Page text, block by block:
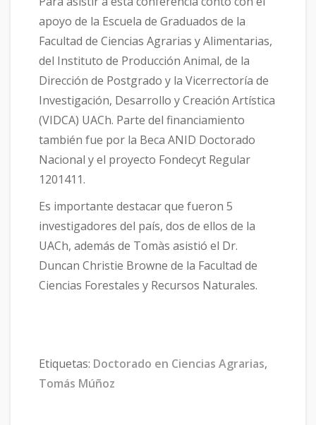
apoyo de la Escuela de Graduados de la
Facultad de Ciencias Agrarias y Alimentarias,
del Instituto de Producción Animal, de la
Dirección de Postgrado y la Vicerrectoría de
Investigación, Desarrollo y Creación Artística
(VIDCA) UACh. Parte del financiamiento
también fue por la Beca ANID Doctorado
Nacional y el proyecto Fondecyt Regular
1201411.
Es importante destacar que fueron 5
investigadores del país, dos de ellos de la
UACh, además de Tomàs asistió el Dr.
Duncan Christie Browne de la Facultad de
Ciencias Forestales y Recursos Naturales.
Etiquetas: Doctorado en Ciencias Agrarias,
Tomás Múñoz